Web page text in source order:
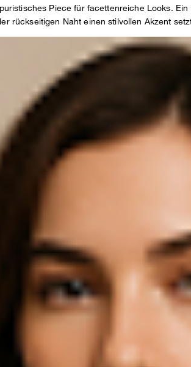
Piece für facettenreiche Looks.
rückseitigen Naht einen stilvollen Akzent